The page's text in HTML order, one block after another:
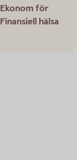
Ekonom för
Finansiell hälsa